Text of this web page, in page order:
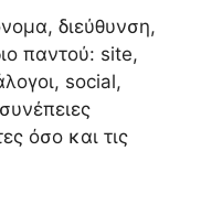
διεύθυνση,
παντού: site,
social,
όσο και τις